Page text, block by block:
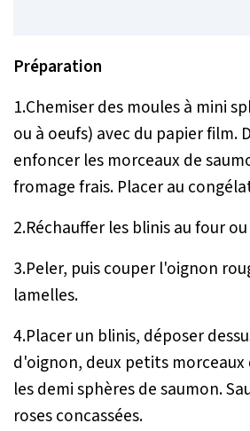
Préparation
1.Chemiser des moules à mini
ou à oeufs) avec du papier film.
enfoncer les morceaux de
fromage frais. Placer au
2.Réchauffer les blinis au four
3.Peler, puis couper l'oignon
lamelles.
4.Placer un blinis, déposer
d'oignon, deux petits
les demi sphères de saumon.
roses concassées.